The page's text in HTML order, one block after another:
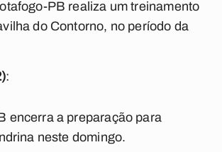
PB realiza um treinamento
do Contorno, no período da
:
encerra a preparação para
neste domingo.